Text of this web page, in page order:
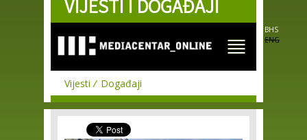
Skip to
main
VIJESTI I DOGAĐAJI
BHS
ENG
Vijesti Događaji